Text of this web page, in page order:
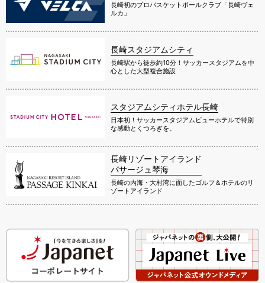
長崎初のプロバスケットボールクラブ「長崎ヴェ
ルカ」
長崎スタジアムシティ
長崎駅から徒歩約10分！サッカースタジアムを中
心とした大型複合施設
スタジアムシティホテル長崎
日本初！サッカースタジアムビューホテルで特別
な感動とくつろぎを。
長崎リゾートアイランド
パサージュ琴海
長崎の内海・大村湾に面したゴルフ＆ホテルのリ
ゾートアイランド